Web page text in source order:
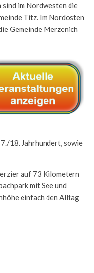
sind im Nordwesten die
Titz. Im Nordosten
Gemeinde Merzenich
18. Jahrhundert, sowie
auf 73 Kilometern
mit See und
einfach den Alltag